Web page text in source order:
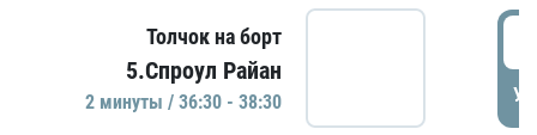
Толчок на борт
5.Спроул Райан
2 минуты / 36:30 - 38:30